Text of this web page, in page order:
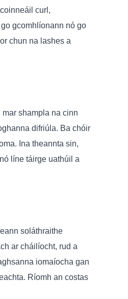
curl,
gcomhlíonann nó go
chun na lashes a
shampla na cinn
difriúla. Ba chóir
Ina theannta sin,
líne táirge uathúil a
soláthraithe
ar cháilíocht, rud a
iomaíocha gan
Ríomh an costas